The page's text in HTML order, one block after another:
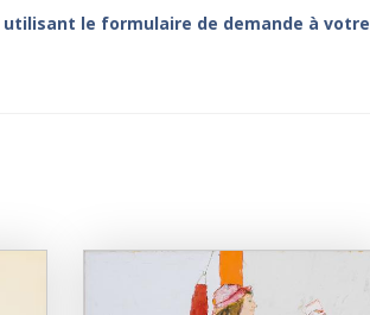
le formulaire de demande à votre